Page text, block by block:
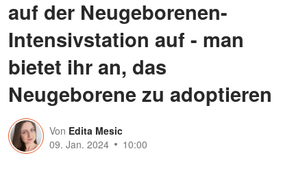
auf der Neugeborenen-
Intensivstation auf - man
bietet ihr an, das
Neugeborene zu adoptieren
Von Edita Mesic
09. Jan. 2024
10:00